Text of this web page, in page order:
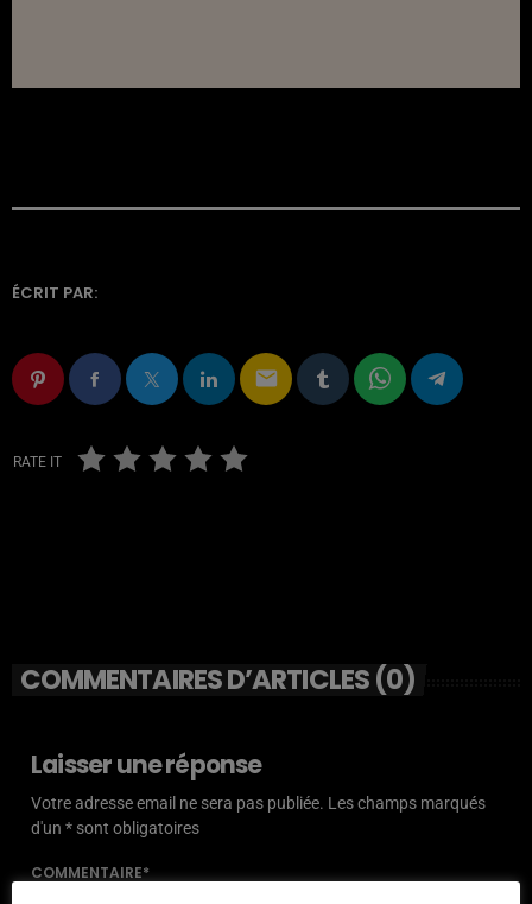
ÉCRIT PAR:
email
RATE IT
COMMENTAIRES D’ARTICLES (0)
Laisser une réponse
Votre adresse email ne sera pas publiée. Les champs marqués
d'un * sont obligatoires
COMMENTAIRE*